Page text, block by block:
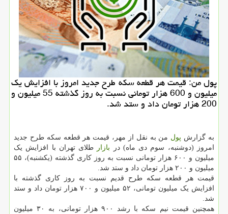
پول من: قیمت هر قطعه سکه طرح جدید امروز با افزایش یک
میلیون و 600 هزار تومانی نسبت به روز گذشته 55 میلیون و
200 هزار تومان داد و ستد شد.
به گزارش پول من به نقل از مهر، قیمت هر قطعه سکه طرح جدید
امروز (دوشنبه، سوم دی ماه) در بازار
طلای تهران با افزایش یک
میلیون و ۶۰۰ هزار تومانی نسبت به روز کاری گذشته (یکشنبه)، ۵۵
میلیون و ۲۰۰ هزار تومان داد و ستد شد.
قیمت هر قطعه سکه طرح قدیم نسبت به روز کاری گذشته با
افزایش یک میلیون تومانی، ۵۲ میلیون و ۷۰۰ هزار تومان داد و ستد
شد.
همچنین قیمت نیم سکه با رشد ۹۰۰ هزار تومانی، به ۳۰ میلیون